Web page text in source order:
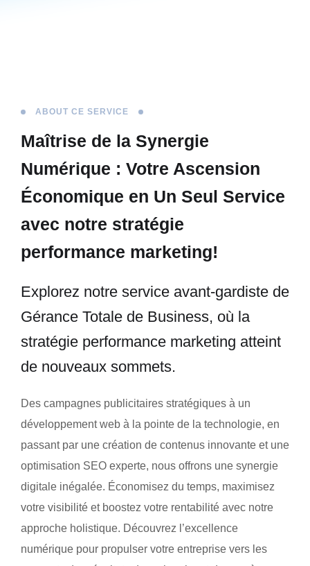
ABOUT CE SERVICE
Maîtrise de la Synergie
Numérique : Votre Ascension
Économique en Un Seul Service
avec notre stratégie
performance marketing!
Explorez notre service avant-gardiste de
Gérance Totale de Business, où la
stratégie performance marketing atteint
de nouveaux sommets.
Des campagnes publicitaires stratégiques à un
développement web à la pointe de la technologie, en
passant par une création de contenus innovante et une
optimisation SEO experte, nous offrons une synergie
digitale inégalée. Économisez du temps, maximisez
votre visibilité et boostez votre rentabilité avec notre
approche holistique. Découvrez l’excellence
numérique pour propulser votre entreprise vers les